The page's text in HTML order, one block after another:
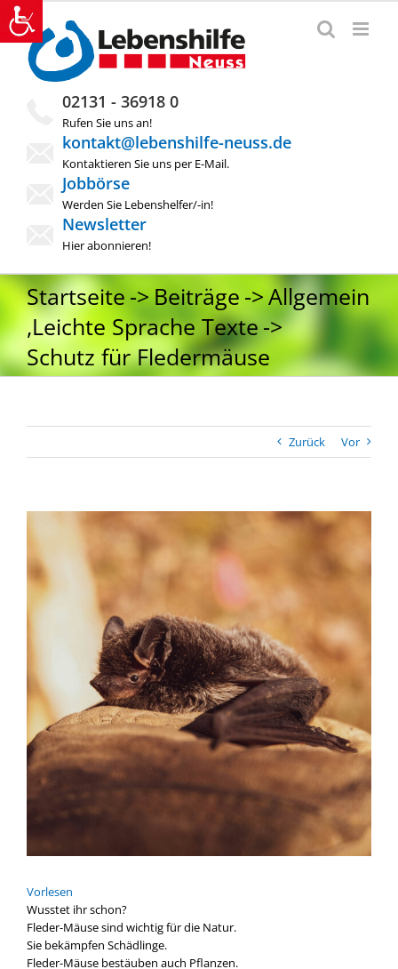
Zum
Inhalt
springen
02131 - 36918 0
Rufen Sie uns an!
kontakt@lebenshilfe-neuss.de
Kontaktieren Sie uns per E-Mail.
Jobbörse
Werden Sie Lebenshelfer/-in!
Newsletter
Hier abonnieren!
Startseite Beiträge
Allgemein
,Leichte Sprache Texte
Schutz für Fledermäuse
Zurück Vor
Zeige
grösseres
Bild
Vor­le­sen
Wuss­tet ihr schon?
Fleder-Mäuse sind wich­tig für die Natur.
Sie bekämp­fen Schäd­lin­ge.
Fleder-Mäuse bestäu­ben auch Pflan­zen.